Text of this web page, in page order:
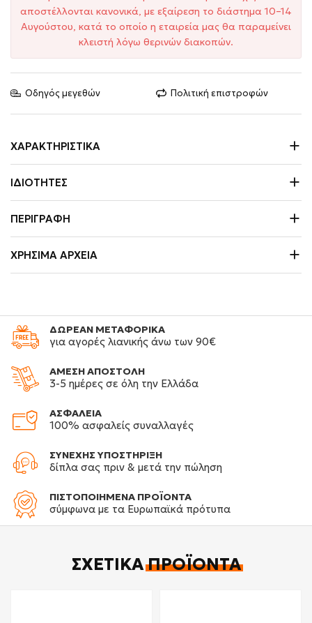
αποστέλλονται κανονικά, με εξαίρεση το διάστημα 10–14
Αυγούστου, κατά το οποίο η εταιρεία μας θα παραμείνει
κλειστή λόγω θερινών διακοπών.
Οδηγός μεγεθών Πολιτική επιστροφών
ΧΑΡΑΚΤΗΡΙΣΤΙΚΆ
ΙΔΙΌΤΗΤΕΣ
ΠΕΡΙΓΡΑΦΉ
ΧΡΉΣΙΜΑ ΑΡΧΕΊΑ
ΔΩΡΕΑΝ ΜΕΤΑΦΟΡΙΚΑ
για αγορές λιανικής άνω των 90€
ΑΜΕΣΗ ΑΠΟΣΤΟΛΗ
3-5 ημέρες σε όλη την Ελλάδα
ΑΣΦΑΛΕΙΑ
100% ασφαλείς συναλλαγές
ΣΥΝΕΧΗΣ ΥΠΟΣΤΗΡΙΞΗ
δίπλα σας πριν & μετά την πώληση
ΠΙΣΤΟΠΟΙΗΜΕΝΑ ΠΡΟΪΟΝΤΑ
σύμφωνα με τα Ευρωπαϊκά πρότυπα
ΣΧΕΤΙΚΆΠΡΟΪΌΝΤΑ